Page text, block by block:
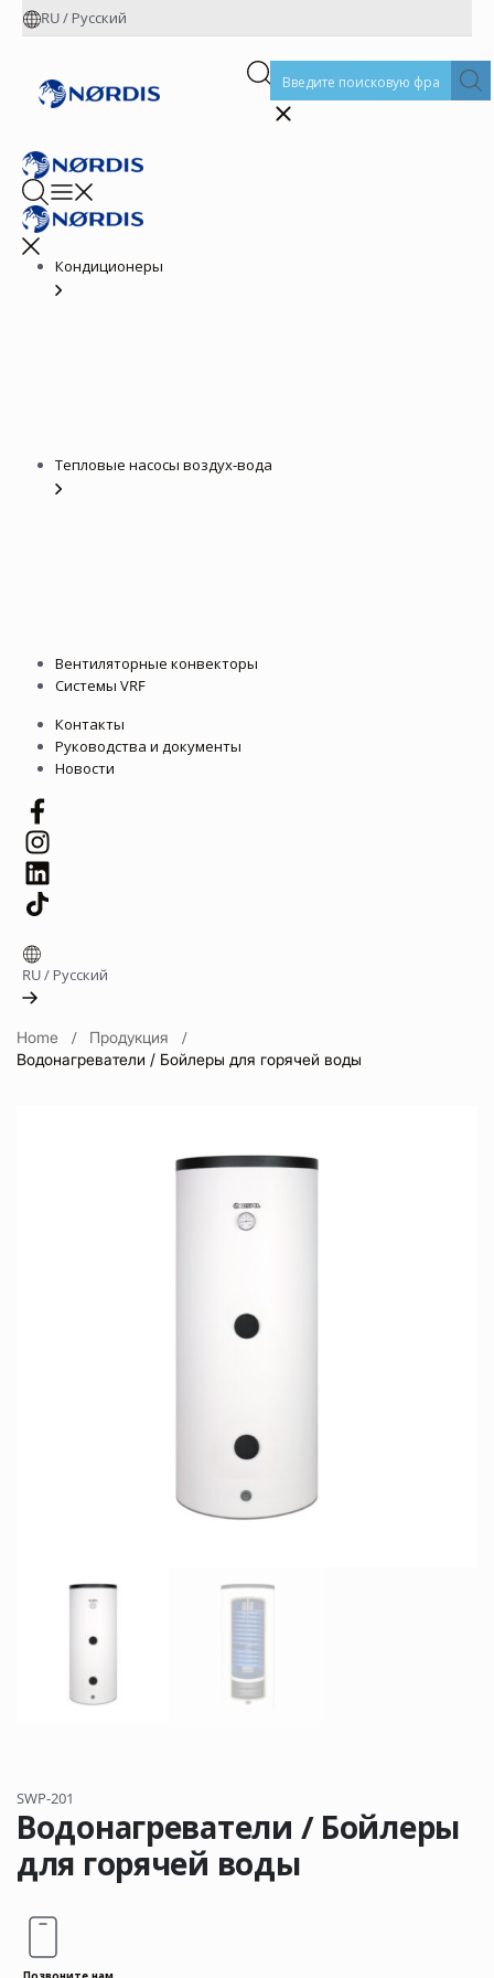
RU/ Русский
Кондиционеры
Тепловые насосы воздух-вода
Вентиляторные конвекторы
Системы VRF
Контакты
Руководства и документы
Новости
RU/Русский
Home
Продукция
Водонагреватели / Бойлеры для горячей воды
SWP-201
Водонагреватели / Бойлеры
для горячей воды